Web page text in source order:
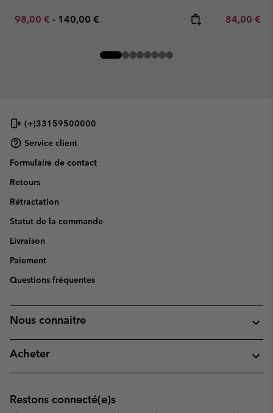
Minimum sale price:
98,00 € - Maximum price:
140,00 € Minimum
84,00 €
(+)33159500000
Service client
Formulaire de contact
Retours
Rétractation
Statut de la commande
Livraison
Paiement
Questions fréquentes
Nous connaitre
Acheter
Restons connecté(e)s